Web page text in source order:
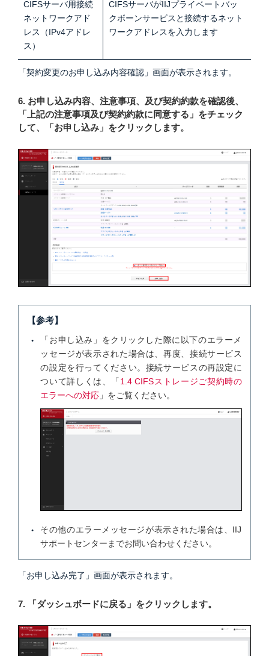
CIFSサーバ用接続
ネットワークアド
レス（IPv4アドレ
ス）
CIFSサーバがIIJプライベートバッ
クボーンサービスと接続するネット
ワークアドレスを入力します
「契約変更のお申し込み内容確認」画面が表示されます。
6. お申し込み内容、注意事項、及び契約約款を確認後、
「上記の注意事項及び契約約款に同意する」をチェック
して、「お申し込み」をクリックします。
【参考】
「お申し込み」をクリックした際に以下のエラーメ
ッセージが表示された場合は、再度、接続サービス
の設定を行ってください。接続サービスの再設定に
ついて詳しくは、「 1.4 CIFSストレージご契約時の
エラーへの対応 」をご覧ください。
その他のエラーメッセージが表示された場合は、IIJ
サポートセンターまでお問い合わせください。
「お申し込み完了」画面が表示されます。
7. 「ダッシュボードに戻る」をクリックします。